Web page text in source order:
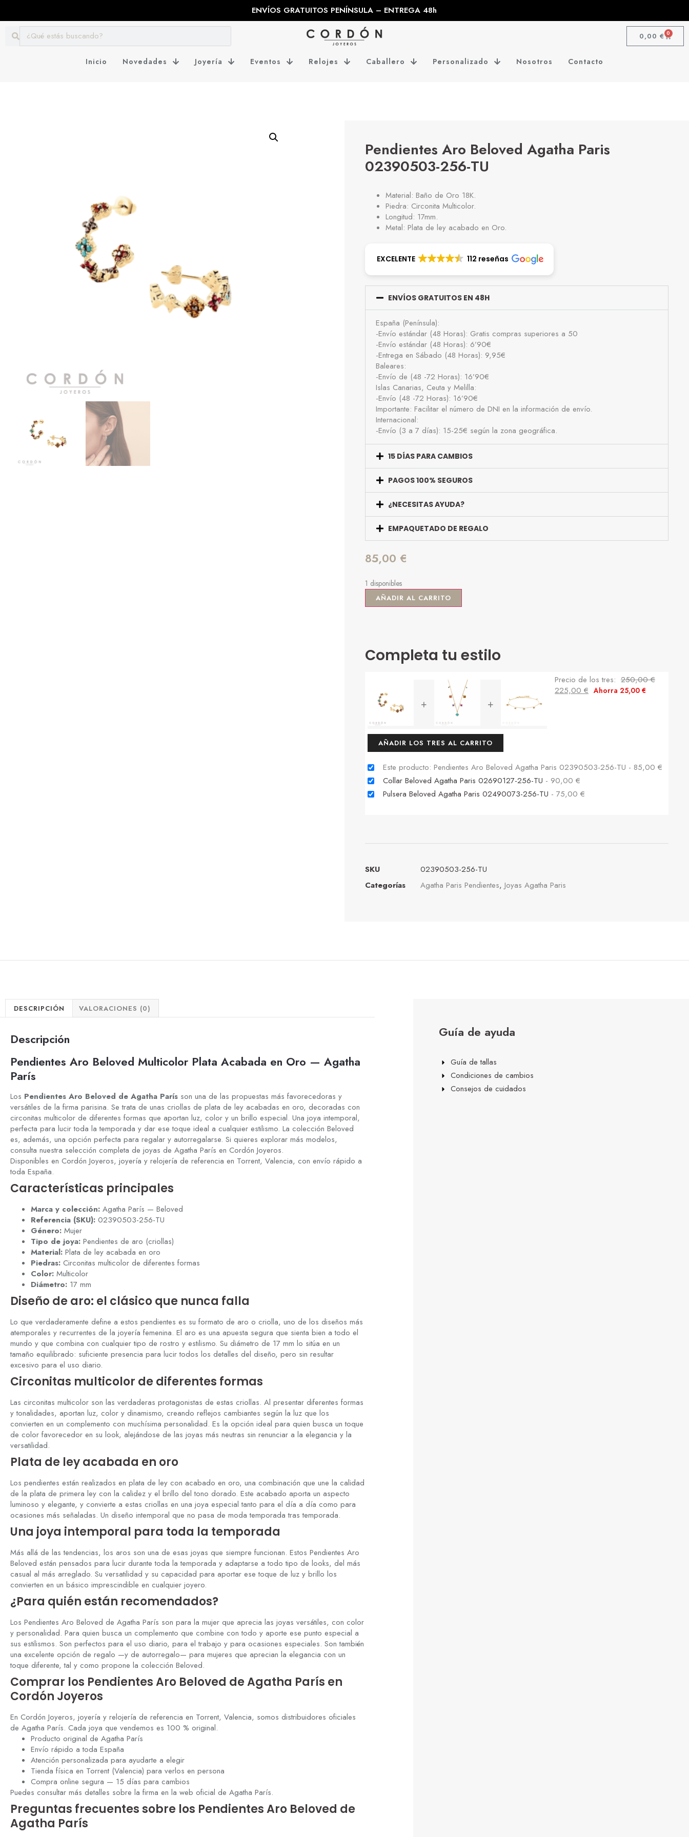
ENVÍOS GRATUITOS PENÍNSULA – ENTREGA 48h
0,00 € 0
Inicio Novedades Joyería Eventos Relojes Caballero Personalizado Nosotros Contacto
Pendientes Aro Beloved Agatha Paris
02390503-256-TU
Material: Baño de Oro 18K.
Piedra: Circonita Multicolor.
Longitud: 17mm.
Metal: Plata de ley acabado en Oro.
EXCELENTE 112 reseñas
ENVÍOS GRATUITOS EN 48H
España (Península):
-Envío estándar (48 Horas): Gratis compras superiores a 50
-Envío estándar (48 Horas): 6’90€
-Entrega en Sábado (48 Horas): 9,95€
Baleares:
-Envío de (48 -72 Horas): 16’90€
Islas Canarias, Ceuta y Melilla:
-Envío (48 -72 Horas): 16’90€
Importante: Facilitar el número de DNI en la información de envío.
Internacional:
-Envío (3 a 7 días): 15-25€ según la zona geográfica.
15 DÍAS PARA CAMBIOS
PAGOS 100% SEGUROS
¿NECESITAS AYUDA?
EMPAQUETADO DE REGALO
85,00 €
1 disponibles
AÑADIR AL CARRITO
Completa tu estilo
+ +
Precio de los tres: 250,00€
225,00 € Ahorra 25,00 €
AÑADIR LOS TRES AL CARRITO
Este producto: Pendientes Aro Beloved Agatha Paris 02390503-256-TU - 85,00 €
Collar Beloved Agatha Paris 02690127-256-TU - 90,00 €
Pulsera Beloved Agatha Paris 02490073-256-TU - 75,00 €
SKU
02390503-256-TU
Categorías
Agatha Paris Pendientes, Joyas Agatha Paris
DESCRIPCIÓN VALORACIONES (0)
Descripción
Pendientes Aro Beloved Multicolor Plata Acabada en Oro — Agatha
París
Los Pendientes Aro Beloved de Agatha París son una de las propuestas más favorecedoras y
versátiles de la firma parisina. Se trata de unas criollas de plata de ley acabadas en oro, decoradas con
circonitas multicolor de diferentes formas que aportan luz, color y un brillo especial. Una joya intemporal,
perfecta para lucir toda la temporada y dar ese toque ideal a cualquier estilismo. La colección Beloved
es, además, una opción perfecta para regalar y autorregalarse. Si quieres explorar más modelos,
consulta nuestra selección completa de joyas de Agatha París en Cordón Joyeros.
Disponibles en Cordón Joyeros, joyería y relojería de referencia en Torrent, Valencia, con envío rápido a
toda España.
Características principales
Marca y colección: Agatha París — Beloved
Referencia (SKU): 02390503-256-TU
Género: Mujer
Tipo de joya: Pendientes de aro (criollas)
Material: Plata de ley acabada en oro
Piedras: Circonitas multicolor de diferentes formas
Color: Multicolor
Diámetro: 17 mm
Diseño de aro: el clásico que nunca falla
Lo que verdaderamente define a estos pendientes es su formato de aro o criolla, uno de los diseños más
atemporales y recurrentes de la joyería femenina. El aro es una apuesta segura que sienta bien a todo el
mundo y que combina con cualquier tipo de rostro y estilismo. Su diámetro de 17 mm lo sitúa en un
tamaño equilibrado: suficiente presencia para lucir todos los detalles del diseño, pero sin resultar
excesivo para el uso diario.
Circonitas multicolor de diferentes formas
Las circonitas multicolor son las verdaderas protagonistas de estas criollas. Al presentar diferentes formas
y tonalidades, aportan luz, color y dinamismo, creando reflejos cambiantes según la luz que los
convierten en un complemento con muchísima personalidad. Es la opción ideal para quien busca un toque
de color favorecedor en su look, alejándose de las joyas más neutras sin renunciar a la elegancia y la
versatilidad.
Plata de ley acabada en oro
Los pendientes están realizados en plata de ley con acabado en oro, una combinación que une la calidad
de la plata de primera ley con la calidez y el brillo del tono dorado. Este acabado aporta un aspecto
luminoso y elegante, y convierte a estas criollas en una joya especial tanto para el día a día como para
ocasiones más señaladas. Un diseño intemporal que no pasa de modatemporada tras temporada.
Una joya intemporal para toda la temporada
Más allá de las tendencias, los aros son una de esas joyas que siempre funcionan. Estos Pendientes Aro
Beloved están pensados para lucir durante toda la temporada y adaptarse a todo tipo de looks, del más
casual al más arreglado. Su versatilidad y su capacidad para aportar ese toque de luz y brillo los
convierten en un básico imprescindible en cualquier joyero.
¿Para quién están recomendados?
Los Pendientes Aro Beloved de Agatha París son para la mujer que aprecia las joyas versátiles, con color
y personalidad. Para quien busca un complemento que combine con todo y aporte ese punto especial a
sus estilismos. Son perfectos para el uso diario, para eltrabajo y para ocasiones especiales. Son también
una excelente opción de regalo —y de autorregalo— para mujeres que aprecian la elegancia con un
toque diferente, tal y como propone la colección Beloved.
Comprar los Pendientes Aro Beloved de Agatha París en
Cordón Joyeros
En Cordón Joyeros, joyería y relojería de referencia en Torrent, Valencia, somos distribuidores oficiales
de Agatha París. Cada joya que vendemos es 100 % original.
Producto original de Agatha París
Envío rápido a toda España
Atención personalizada para ayudarte a elegir
Tienda física en Torrent (Valencia) para verlos en persona
Compra online segura — 15 días para cambios
Puedes consultar más detalles sobre la firma en la web oficial de Agatha París.
Preguntas frecuentes sobre los Pendientes Aro Beloved de
Agatha París
Guía de ayuda
Guía de tallas
Condiciones de cambios
Consejos de cuidados